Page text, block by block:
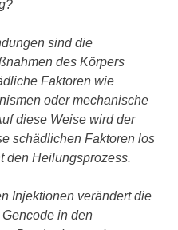
sind die
des Körpers
Faktoren wie
oder mechanische
diese Weise wird der
schädlichen Faktoren los
den Heilungsprozess.
Injektionen verändert die
in den